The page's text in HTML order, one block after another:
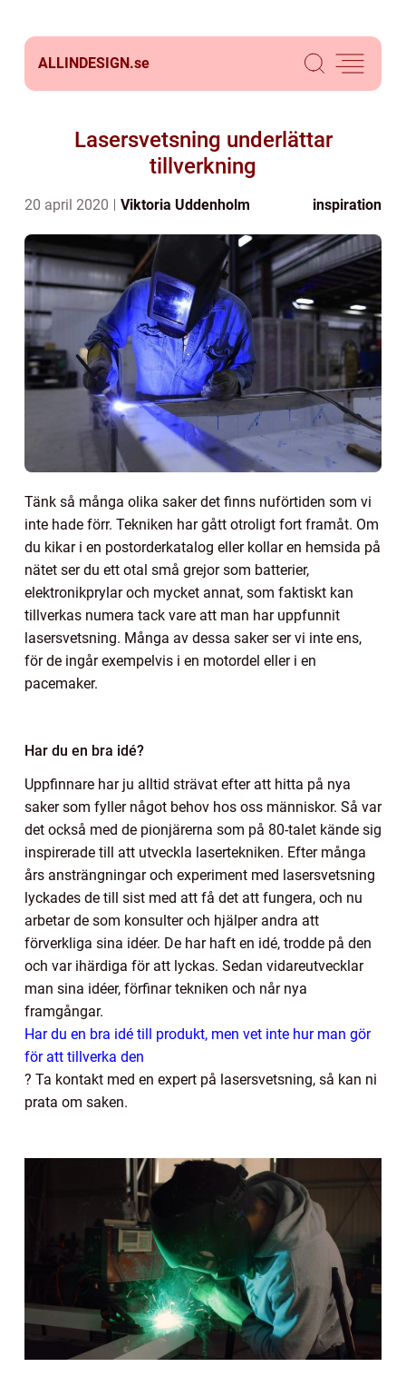
ALLINDESIGN.se
Lasersvetsning underlättar
tillverkning
20 april 2020 Viktoria Uddenholm inspiration
Tänk så många olika saker det finns nuförtiden som vi
inte hade förr. Tekniken har gått otroligt fort framåt. Om
du kikar i en postorderkatalog eller kollar en hemsida på
nätet ser du ett otal små grejor som batterier,
elektronikprylar och mycket annat, som faktiskt kan
tillverkas numera tack vare att man har uppfunnit
lasersvetsning. Många av dessa saker ser vi inte ens,
för de ingår exempelvis i en motordel eller i en
pacemaker.
Har du en bra idé?
Uppfinnare har ju alltid strävat efter att hitta på nya
saker som fyller något behov hos oss människor. Så var
det också med de pionjärerna som på 80-talet kände sig
inspirerade till att utveckla lasertekniken. Efter många
års ansträngningar och experiment med lasersvetsning
lyckades de till sist med att få det att fungera, och nu
arbetar de som konsulter och hjälper andra att
förverkliga sina idéer. De har haft en idé, trodde på den
och var ihärdiga för att lyckas. Sedan vidareutvecklar
man sina idéer, förfinar tekniken och når nya
framgångar.
Har du en bra idé till produkt, men vet inte hur man gör
för att tillverka den
? Ta kontakt med en expert på lasersvetsning, så kan ni
prata om saken.